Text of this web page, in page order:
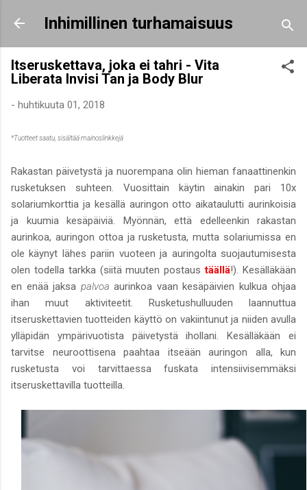
Siirry pääsisältöön
Inhimillinen turhamaisuus
Itseruskettava, joka ei tahri - Vita
Liberata Invisi Tan ja Body Blur
- huhtikuuta 01, 2018
*Tuotteet saatu, sisältää mainoslinkkejä
Rakastan päivetystä ja nuorempana olin hieman fanaattinenkin
rusketuksen suhteen. Vuosittain käytin ainakin pari 10x
solariumkorttia ja kesällä auringon otto aikataulutti aurinkoisia
ja kuumia kesäpäiviä. Myönnän, että edelleenkin rakastan
aurinkoa, auringon ottoa ja rusketusta, mutta solariumissa en
ole käynyt lähes pariin vuoteen ja auringolta suojautumisesta
olen todella tarkka (siitä muuten postaustäällä!). Kesälläkään
en enää jaksa palvoa aurinkoa vaan kesäpäivien kulkua ohjaa
ihan muut aktiviteetit. Rusketushulluuden laannuttua
itseruskettavien tuotteiden käyttö on vakiintunut ja niiden avulla
ylläpidän ympärivuotista päivetystä ihollani. Kesälläkään ei
tarvitse neuroottisena paahtaa itseään auringon alla, kun
rusketusta voi tarvittaessa fuskata intensiivisemmäksi
itseruskettavilla tuotteilla.